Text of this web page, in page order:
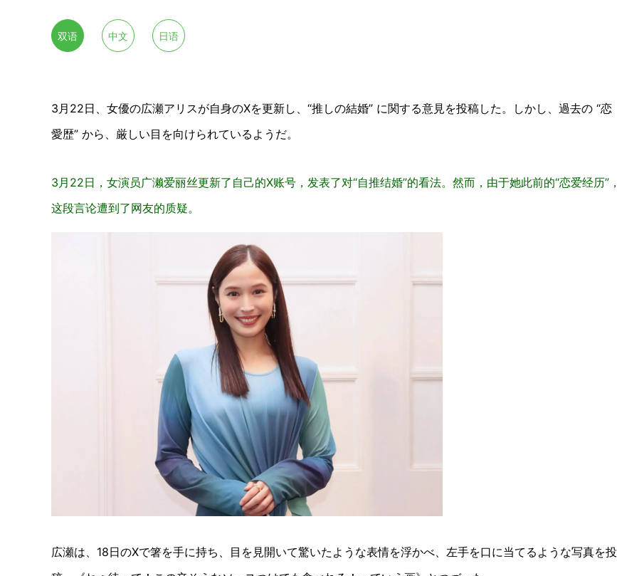
双语 中文 日语
3月22日、女優の広瀬アリスが自身のXを更新し、“推しの結婚” に関する意見を投稿した。しかし、過去の “恋
愛歴” から、厳しい目を向けられているようだ。
3月22日，女演员广濑爱丽丝更新了自己的X账号，发表了对“自推结婚”的看法。然而，由于她此前的“恋爱经历”，
这段言论遭到了网友的质疑。
広瀬は、18日のXで箸を手に持ち、目を見開いて驚いたような表情を浮かべ、左手を口に当てるような写真を投